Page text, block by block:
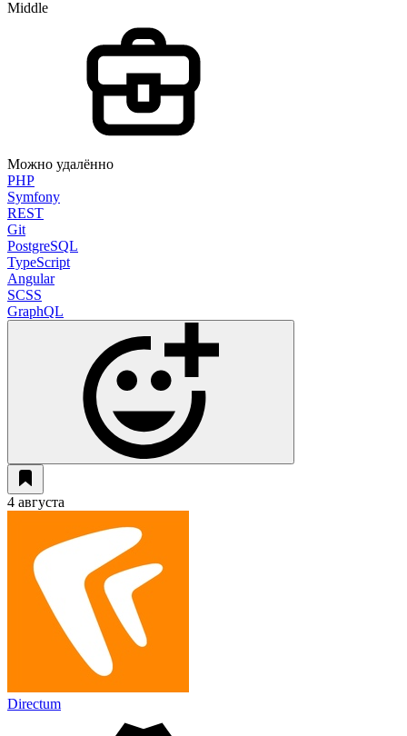
Middle
Можно удалённо
PHP
Symfony
REST
Git
PostgreSQL
TypeScript
Angular
SCSS
GraphQL
4 августа
Directum